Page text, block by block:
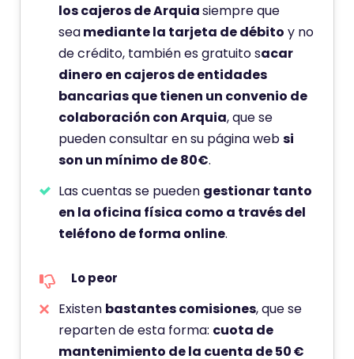
los cajeros de Arquiasiempre que
seamediante la tarjeta de débito y no
de crédito, también es gratuito sacar
dinero en cajeros de entidades
bancarias que tienen un convenio de
colaboración con Arquia, que se
pueden consultar en su página websi
son un mínimo de 80€.
Las cuentas se pueden gestionar tanto
en la oficina física como a través del
teléfono de forma online.
Lo peor
Existen bastantes comisiones, que se
reparten de esta forma: cuota de
mantenimiento de la cuenta de 50 €